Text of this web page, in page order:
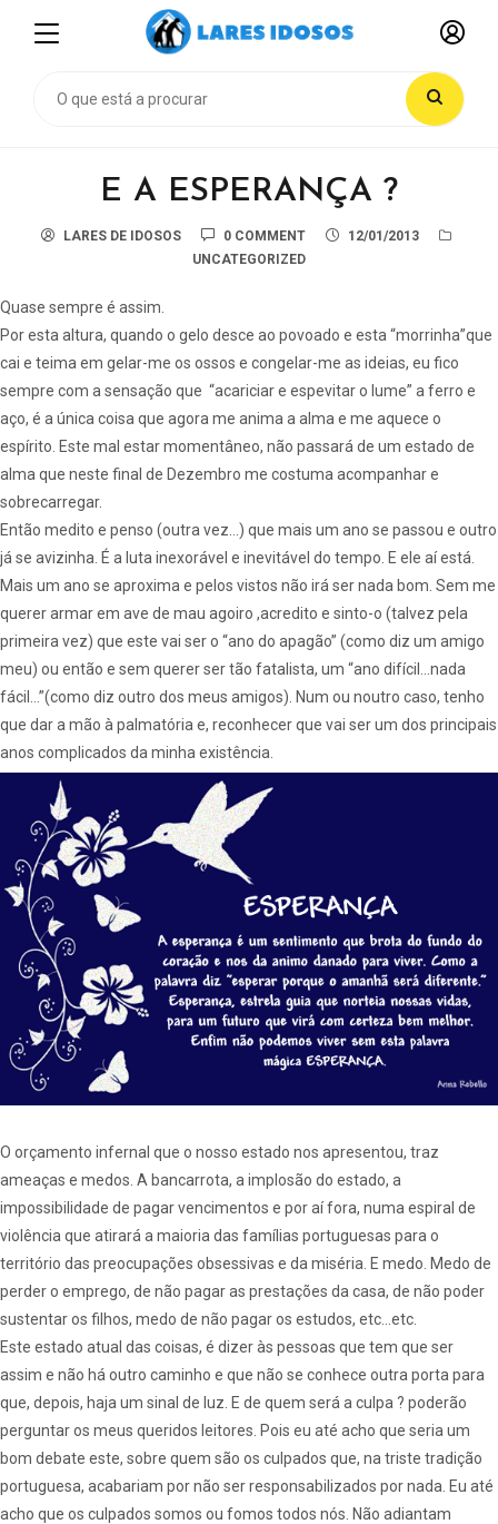
E A ESPERANÇA ?
LARES DE IDOSOS 0 COMMENT
12/01/2013
UNCATEGORIZED
Quase sempre é assim.
Por esta altura, quando o gelo desce ao povoado e esta “morrinha”que
cai e teima em gelar-me os ossos e congelar-me as ideias, eu fico
sempre com a sensação que “acariciar e espevitar o lume” a ferro e
aço, é a única coisa que agora me anima a alma e me aquece o
espírito. Este mal estar momentâneo, não passará de um estado de
alma que neste final de Dezembro me costuma acompanhar e
sobrecarregar.
Então medito e penso (outra vez…) que mais um ano se passou e outro
já se avizinha. É a luta inexorável e inevitável do tempo. E ele aí está.
Mais um ano se aproxima e pelos vistos não irá ser nada bom. Sem me
querer armar em ave de mau agoiro ,acredito e sinto-o (talvez pela
primeira vez) que este vai ser o “ano do apagão” (como diz um amigo
meu) ou então e sem querer ser tão fatalista, um “ano difícil…nada
fácil…”(como diz outro dos meus amigos). Num ou noutro caso, tenho
que dar a mão à palmatória e, reconhecer que vai ser um dos principais
anos complicados da minha existência.
O orçamento infernal que o nosso estado nos apresentou, traz
ameaças e medos. A bancarrota, a implosão do estado, a
impossibilidade de pagar vencimentos e por aí fora, numa espiral de
violência que atirará a maioria das famílias portuguesas para o
território das preocupações obsessivas e da miséria. E medo. Medo de
perder o emprego, de não pagar as prestações da casa, de não poder
sustentar os filhos, medo de não pagar os estudos, etc…etc.
Este estado atual das coisas, é dizer às pessoas que tem que ser
assim e não há outro caminho e que não se conhece outra porta para
que, depois, haja um sinal de luz. E de quem será a culpa ? poderão
perguntar os meus queridos leitores. Pois eu até acho que seria um
bom debate este, sobre quem são os culpados que, na triste tradição
portuguesa, acabariam por não ser responsabilizados por nada. Eu até
acho que os culpados somos ou fomos todos nós. Não adiantam